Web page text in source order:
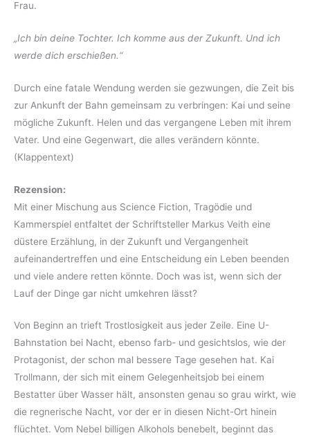
Frau.
„Ich bin deine Tochter. Ich komme aus der Zukunft. Und ich
werde dich erschießen.“
Durch eine fatale Wendung werden sie gezwungen, die Zeit bis
zur Ankunft der Bahn gemeinsam zu verbringen: Kai und seine
mögliche Zukunft. Helen und das vergangene Leben mit ihrem
Vater. Und eine Gegenwart, die alles verändern könnte.
(Klappentext)
Rezension:
Mit einer Mischung aus Science Fiction, Tragödie und
Kammerspiel entfaltet der Schriftsteller Markus Veith eine
düstere Erzählung, in der Zukunft und Vergangenheit
aufeinandertreffen und eine Entscheidung ein Leben beenden
und viele andere retten könnte. Doch was ist, wenn sich der
Lauf der Dinge gar nicht umkehren lässt?
Von Beginn an trieft Trostlosigkeit aus jeder Zeile. Eine U-
Bahnstation bei Nacht, ebenso farb- und gesichtslos, wie der
Protagonist, der schon mal bessere Tage gesehen hat. Kai
Trollmann, der sich mit einem Gelegenheitsjob bei einem
Bestatter über Wasser hält, ansonsten genau so grau wirkt, wie
die regnerische Nacht, vor der er in diesen Nicht-Ort hinein
flüchtet. Vom Nebel billigen Alkohols benebelt, beginnt das